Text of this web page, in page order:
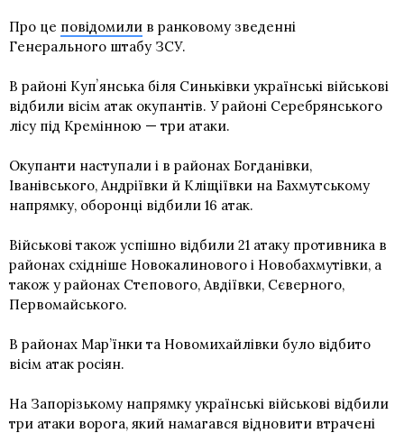
Про це повідомили в ранковому зведенні
Генерального штабу ЗСУ.
В районі Купʼянська біля Синьківки українські військові
відбили вісім атак окупантів. У районі Серебрянського
лісу під Кремінною — три атаки.
Окупанти наступали і в районах Богданівки,
Іванівського, Андріївки й Кліщіївки на Бахмутському
напрямку, оборонці відбили 16 атак.
Військові також успішно відбили 21 атаку противника в
районах східніше Новокалинового і Новобахмутівки, а
також у районах Степового, Авдіївки, Сєверного,
Первомайського.
В районах Мар’їнки та Новомихайлівки було відбито
вісім атак росіян.
На Запорізькому напрямку українські військові відбили
три атаки ворога, який намагався відновити втрачені